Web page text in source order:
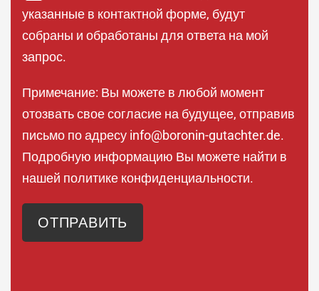
указанные в контактной форме, будут
собраны и обработаны для ответа на мой
запрос.
Примечание: Вы можете в любой момент
отозвать свое согласие на будущее, отправив
письмо по адресу info@boronin-gutachter.de.
Подробную информацию Вы можете найти в
нашей политике конфиденциальности.